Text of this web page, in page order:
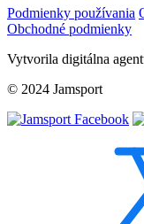
Podmienky používania
Obchodné podmienky
Vytvorila digitálna
© 2024 Jamsport